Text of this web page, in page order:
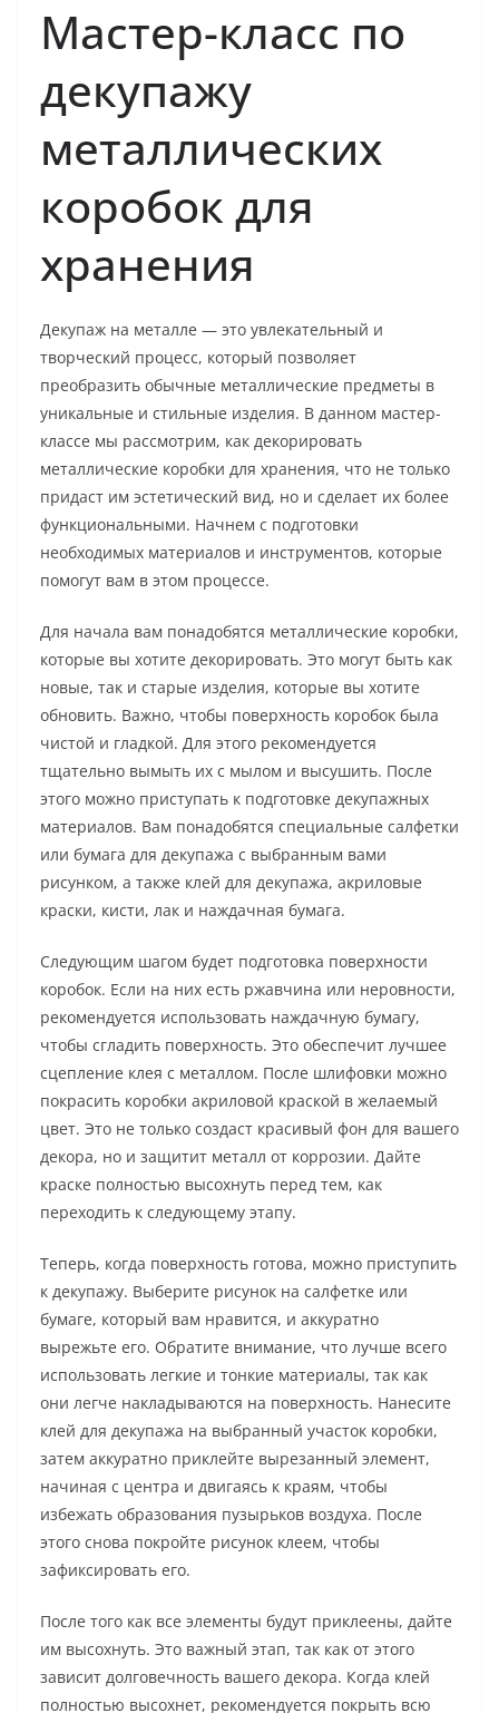
Мастер-класс по
декупажу
металлических
коробок для
хранения
Декупаж на металле — это увлекательный и
творческий процесс, который позволяет
преобразить обычные металлические предметы в
уникальные и стильные изделия. В данном мастер-
классе мы рассмотрим, как декорировать
металлические коробки для хранения, что не только
придаст им эстетический вид, но и сделает их более
функциональными. Начнем с подготовки
необходимых материалов и инструментов, которые
помогут вам в этом процессе.
Для начала вам понадобятся металлические коробки,
которые вы хотите декорировать. Это могут быть как
новые, так и старые изделия, которые вы хотите
обновить. Важно, чтобы поверхность коробок была
чистой и гладкой. Для этого рекомендуется
тщательно вымыть их с мылом и высушить. После
этого можно приступать к подготовке декупажных
материалов. Вам понадобятся специальные салфетки
или бумага для декупажа с выбранным вами
рисунком, а также клей для декупажа, акриловые
краски, кисти, лак и наждачная бумага.
Следующим шагом будет подготовка поверхности
коробок. Если на них есть ржавчина или неровности,
рекомендуется использовать наждачную бумагу,
чтобы сгладить поверхность. Это обеспечит лучшее
сцепление клея с металлом. После шлифовки можно
покрасить коробки акриловой краской в желаемый
цвет. Это не только создаст красивый фон для вашего
декора, но и защитит металл от коррозии. Дайте
краске полностью высохнуть перед тем, как
переходить к следующему этапу.
Теперь, когда поверхность готова, можно приступить
к декупажу. Выберите рисунок на салфетке или
бумаге, который вам нравится, и аккуратно
вырежьте его. Обратите внимание, что лучше всего
использовать легкие и тонкие материалы, так как
они легче накладываются на поверхность. Нанесите
клей для декупажа на выбранный участок коробки,
затем аккуратно приклейте вырезанный элемент,
начиная с центра и двигаясь к краям, чтобы
избежать образования пузырьков воздуха. После
этого снова покройте рисунок клеем, чтобы
зафиксировать его.
После того как все элементы будут приклеены, дайте
им высохнуть. Это важный этап, так как от этого
зависит долговечность вашего декора. Когда клей
полностью высохнет, рекомендуется покрыть всю